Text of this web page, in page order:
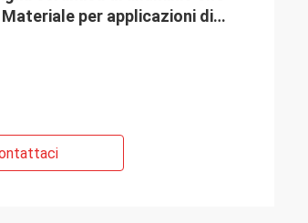
per applicazioni di